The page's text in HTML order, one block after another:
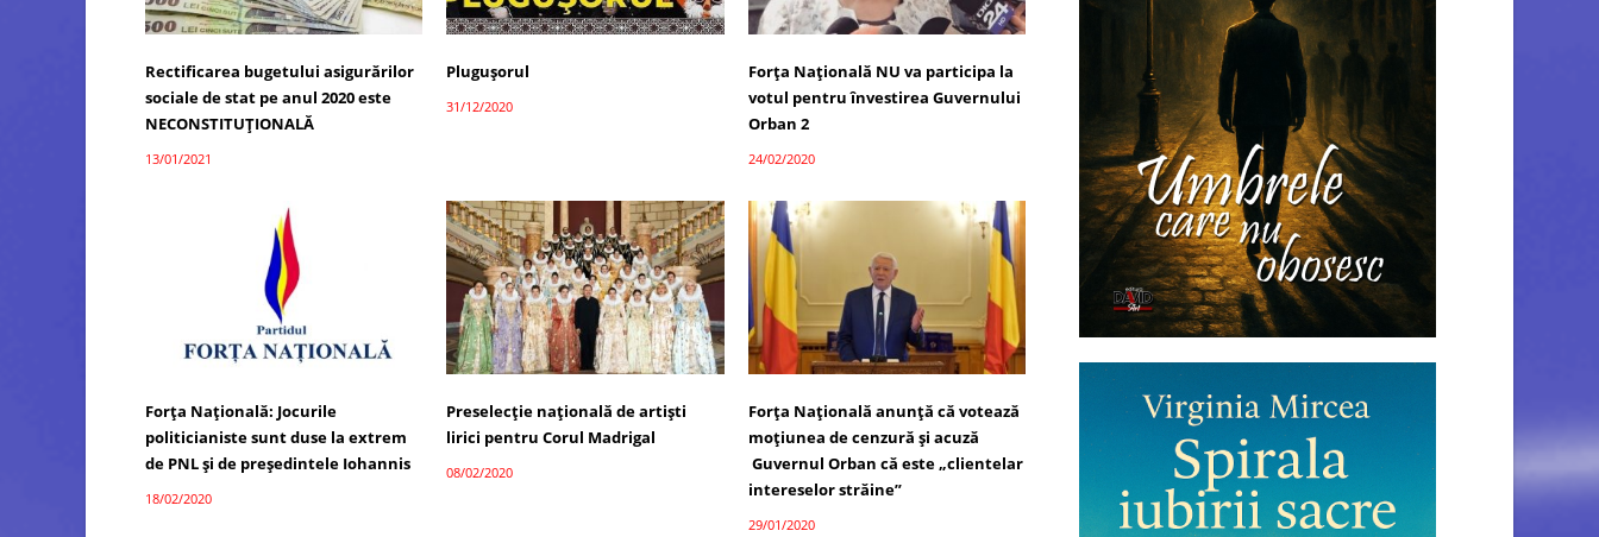
Rectificarea bugetului asigurărilor
sociale de stat pe anul 2020 este
NECONSTITUȚIONALĂ
13/01/2021
Plugușorul
31/12/2020
Forța Națională NU va participa la
votul pentru învestirea Guvernului
Orban 2
24/02/2020
Forța Națională: Jocurile
politicianiste sunt duse la extrem
de PNL și de președintele Iohannis
18/02/2020
Preselecție națională de artiști
lirici pentru Corul Madrigal
08/02/2020
Forţa Naţională anunţă că votează
moţiunea de cenzură și acuză
Guvernul Orban că este „clientelar
intereselor străine”
29/01/2020